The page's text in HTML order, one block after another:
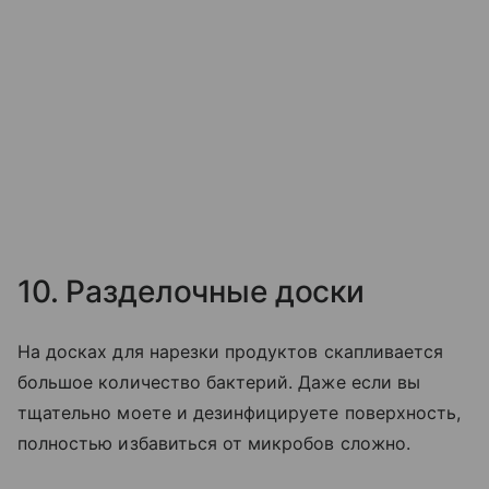
10. Разделочные доски
На досках для нарезки продуктов скапливается
большое количество бактерий. Даже если вы
тщательно моете и дезинфицируете поверхность,
полностью избавиться от микробов сложно.